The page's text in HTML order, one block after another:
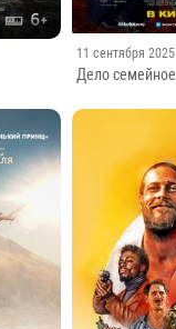
Дело